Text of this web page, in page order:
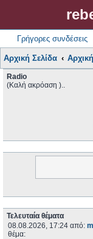
Γρήγορες συνδέσεις
Αρχική Σελίδα
Radio
(Καλή ακρόαση )..
Τελευταία θέματα
08.08.2026, 17:24 από:
θέμα: